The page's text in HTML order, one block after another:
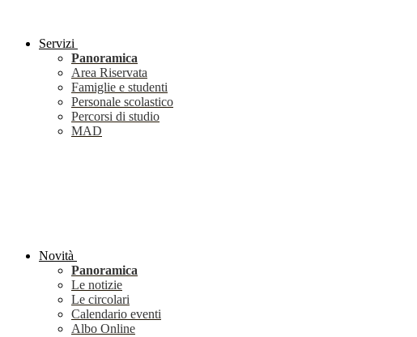
Servizi
Panoramica
Area Riservata
Famiglie e studenti
Personale scolastico
Percorsi di studio
MAD
Novità
Panoramica
Le notizie
Le circolari
Calendario eventi
Albo Online